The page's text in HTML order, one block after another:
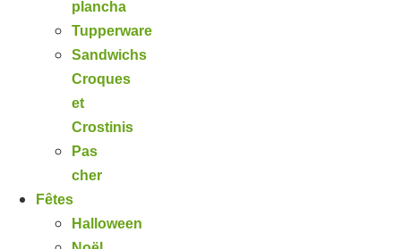
plancha
Tupperware
Sandwichs
Croques
et
Crostinis
Pas
cher
Fêtes
Halloween